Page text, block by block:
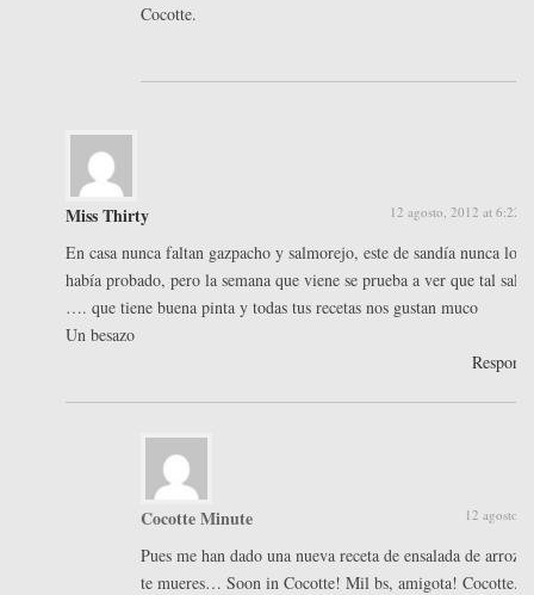
Cocotte.
Miss Thirty 12 agosto, 2012 at 6:22
En casa nunca faltan gazpacho y salmorejo, este de sandía nunca lo
había probado, pero la semana que viene se prueba a ver que tal sale,
…. que tiene buena pinta y todas tus recetas nos gustan muco
Un besazo
Cocotte Minute 12 agosto,
Pues me han dado una nueva receta de ensalada de arroz
te mueres… Soon in Cocotte! Mil bs, amigota! Cocotte.